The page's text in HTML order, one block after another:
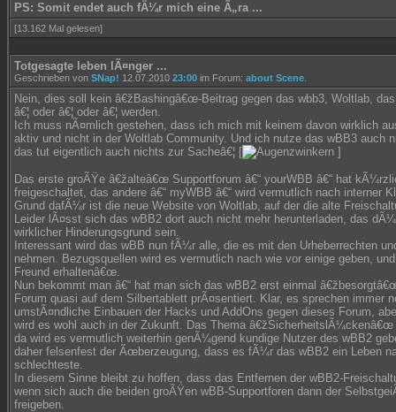
PS: Somit endet auch fÃ¼r mich eine Ã„ra ...
[13.162 Mal gelesen]
Totgesagte leben lÃ¤nger ...
Geschrieben von SNap! 12.07.2010 23:00 im Forum: about Scene
Nein, dies soll kein â€žBashingâ€œ-Beitrag gegen das wbb3, Woltlab,
â€¦ oder â€¦ oder â€¦ werden.
Ich muss nÃ¤mlich gestehen, dass ich mich mit keinem davon wirklich
aktiv und nicht in der Woltlab Community. Und ich nutze das wBB3 auch
das tut eigentlich auch nichts zur Sacheâ€¦ [
]
Das erste groÃŸe â€žalteâ€œ Supportforum â€“ yourWBB â€“ hat
freigeschaltet, das andere â€“ myWBB â€“ wird vermutlich nach interner
Grund dafÃ¼r ist die neue Website von Woltlab, auf der die alte
Leider lÃ¤sst sich das wBB2 dort auch nicht mehr herunterladen, das
wirklicher Hinderungsgrund sein.
Interessant wird das wBB nun fÃ¼r alle, die es mit den Urheberrechten
nehmen. Bezugsquellen wird es vermutlich nach wie vor einige geben,
Freund erhaltenâ€œ.
Nun bekommt man â€“ hat man sich das wBB2 erst einmal
Forum quasi auf dem Silbertablett prÃ¤sentiert. Klar, es sprechen immer
umstÃ¤ndliche Einbauen der Hacks und AddOns gegen dieses Forum,
wird es wohl auch in der Zukunft. Das Thema
da wird es vermutlich weiterhin genÃ¼gend kundige Nutzer des wBB2
daher felsenfest der Ãœberzeugung, dass es fÃ¼r das wBB2 ein Leben
schlechteste.
In diesem Sinne bleibt zu hoffen, dass das Entfernen der wBB2-
wenn sich auch die beiden groÃŸen wBB-Supportforen dann der
freigeben.